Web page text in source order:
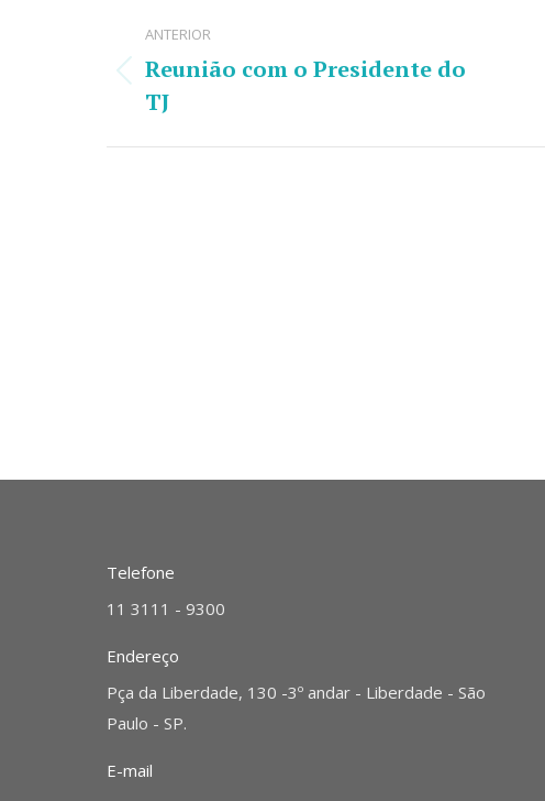
de
post:
ANTERIOR
Post
anterior:
Reunião com o Presidente do
TJ
Telefone
11 3111 - 9300
Endereço
Pça da Liberdade, 130 -3º andar - Liberdade - São
Paulo - SP.
E-mail